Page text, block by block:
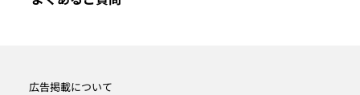
広告掲載について